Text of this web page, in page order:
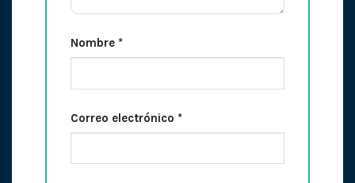
Nombre *
Correo electrónico *